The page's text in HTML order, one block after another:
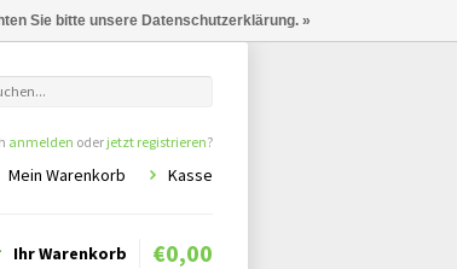
anmelden oder jetzt registrieren?
Mein Warenkorb Kasse
Ihr Warenkorb €0,00
Sie bitte unsere Datenschutzerklärung. »